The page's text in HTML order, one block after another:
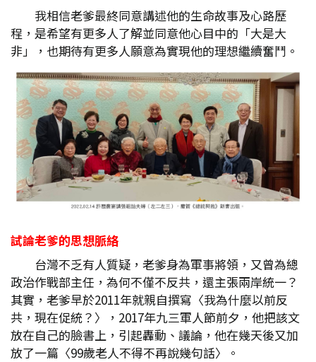
我相信老爹最終同意講述他的生命故事及心路歷
程，是希望有更多人了解並同意他心目中的「大是大
非」，也期待有更多人願意為實現他的理想繼續奮鬥。
試論老爹的思想脈絡
台灣不乏有人質疑，老爹身為軍事將領，又曾為總
政治作戰部主任，為何不僅不反共，還主張兩岸統一？
其實，老爹早於2011年就親自撰寫〈我為什麼以前反
共，現在促統？〉，2017年九三軍人節前夕，他把該文
放在自己的臉書上，引起轟動、議論，他在幾天後又加
放了一篇〈99歲老人不得不再說幾句話〉。